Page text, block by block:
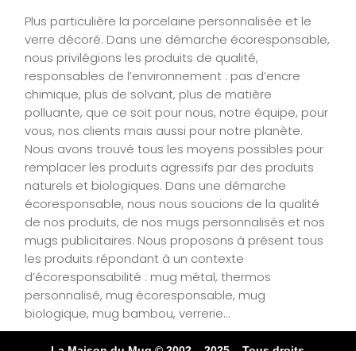
Plus particulière la porcelaine personnalisée et le
verre décoré. Dans une démarche écoresponsable,
nous privilégions les produits de qualité,
responsables de l’environnement : pas d’encre
chimique, plus de solvant, plus de matière
polluante, que ce soit pour nous, notre équipe, pour
vous, nos clients mais aussi pour notre planète.
Nous avons trouvé tous les moyens possibles pour
remplacer les produits agressifs par des produits
naturels et biologiques. Dans une démarche
écoresponsable, nous nous soucions de la qualité
de nos produits, de nos mugs personnalisés et nos
mugs publicitaires. Nous proposons à présent tous
les produits répondant à un contexte
d’écoresponsabilité : mug métal, thermos
personnalisé, mug écoresponsable, mug
biologique, mug bambou, verrerie…